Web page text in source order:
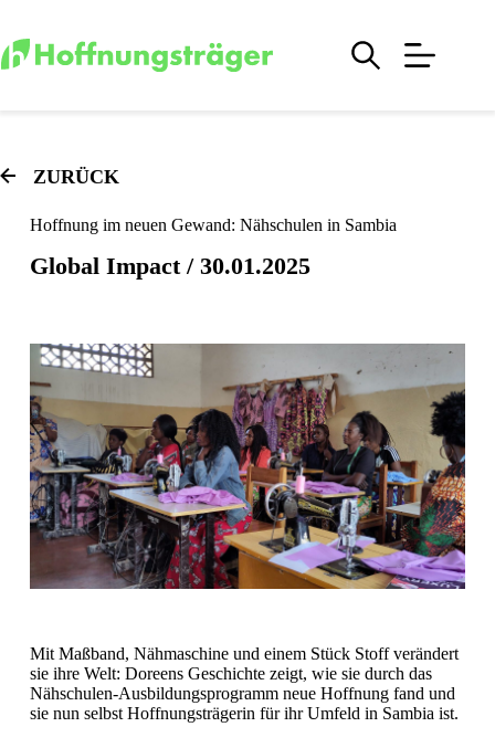
springen
ZURÜCK
Hoffnung im neuen Gewand: Näh­schu­len in Sambia
Global Impact / 30.01.2025
Mit Maßband, Nähmaschine und einem Stück Stoff verändert
sie ihre Welt: Doreens Geschichte zeigt, wie sie durch das
Nähschulen-Ausbildungsprogramm neue Hoffnung fand und
sie nun selbst Hoffnungsträgerin für ihr Umfeld in Sambia ist.